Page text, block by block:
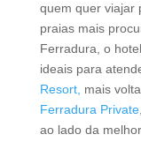
quem quer viajar
praias mais
Ferradura, o
ideais para
Resort, mais
Ferradura Private
ao lado da